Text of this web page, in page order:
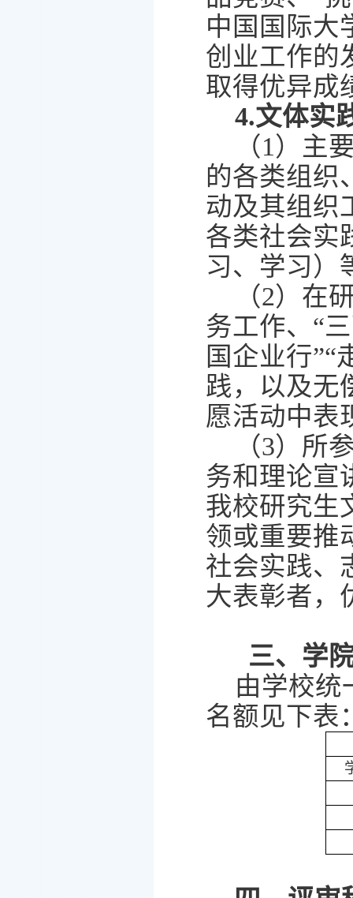
中国国际大
创业工作的
取得优异成
4.文体实
（1）主
的各类组织
动及其组织
各类社会实
习、学习）
（2）在
务工作、 “
国企业行”“
践，以及无
愿活动中表
（3）所
务和理论宣
我校研究生
领或重要推
社会实践、
大表彰者，
三、学
由学校统
名额见下表